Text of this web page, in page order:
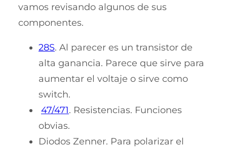
vamos revisando algunos de sus
componentes.
28S. Al parecer es un transistor de
alta ganancia. Parece que sirve para
aumentar el voltaje o sirve como
switch.
47/471. Resistencias. Funciones
obvias.
Diodos Zenner. Para polarizar el